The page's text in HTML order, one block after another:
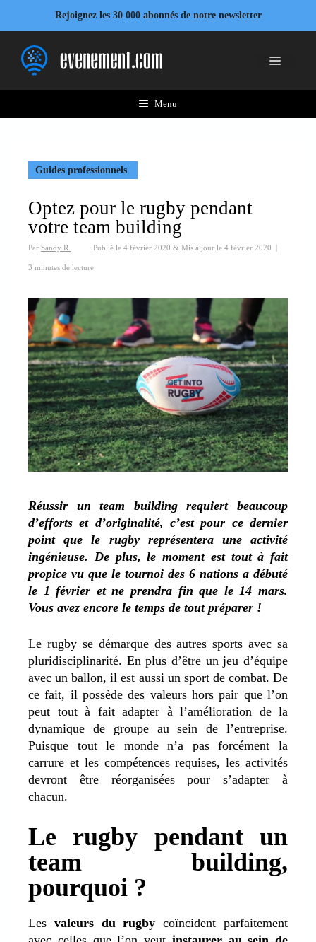
contenu
Rejoignez les 30 000 abonnés de notre newsletter
Menu
Menu
Guides professionnels
Optez pour le rugby pendant
votre team building
Par Sandy R. Publié le 4 février 2020 & Mis à jour le 4 février 2020 |
3 minutes de lecture
Réussir un team buildingrequiert beaucoup
d’efforts et d’originalité, c’est pour ce dernier
point que le rugby représentera une activité
ingénieuse. De plus, le moment est tout à fait
propice vu que le tournoi des 6 nations a débuté
le 1 février et ne prendra fin que le 14 mars.
Vous avez encore le temps de tout préparer !
Le rugby se démarque des autres sports avec sa
pluridisciplinarité. En plus d’être un jeu d’équipe
avec un ballon, il est aussi un sport de combat. De
ce fait, il possède des valeurs hors pair que l’on
peut tout à fait adapter à l’amélioration de la
dynamique de groupe au sein de l’entreprise.
Puisque tout le monde n’a pas forcément la
carrure et les compétences requises, les activités
devront être réorganisées pour s’adapter à
chacun.
Le rugby pendant un
team building,
pourquoi ?
Les valeurs du rugby coïncident parfaitement